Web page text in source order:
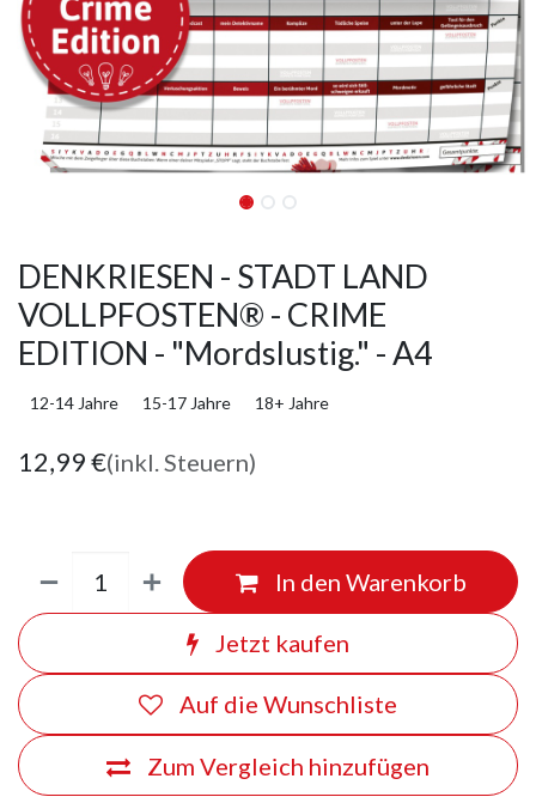
DENKRIESEN - STADT LAND
VOLLPFOSTEN® - CRIME
EDITION - "Mordslustig." - A4
12-14 Jahre 15-17 Jahre 18+ Jahre
12,99€(inkl. Steuern)
In den Warenkorb
Jetzt kaufen
Zum Vergleich hinzufügen
Auf die Wunschliste